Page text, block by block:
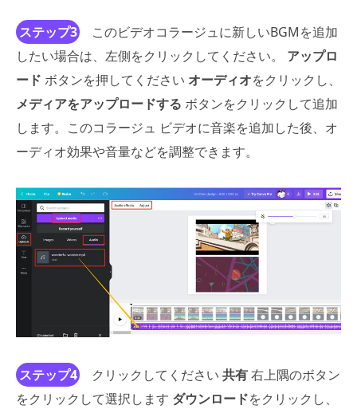
ステップ3
このビデオコラージュに新しいBGMを追加
したい場合は、左側をクリックしてください。 アップロ
ード ボタンを押してください オーディオをクリックし、
メディアをアップロードする ボタンをクリックして追加
します。このコラージュ ビデオに音楽を追加した後、オ
ーディオ効果や音量などを調整できます。
ステップ4 クリックしてください 共有右上隅のボタン
をクリックして選択します ダウンロードをクリックし、